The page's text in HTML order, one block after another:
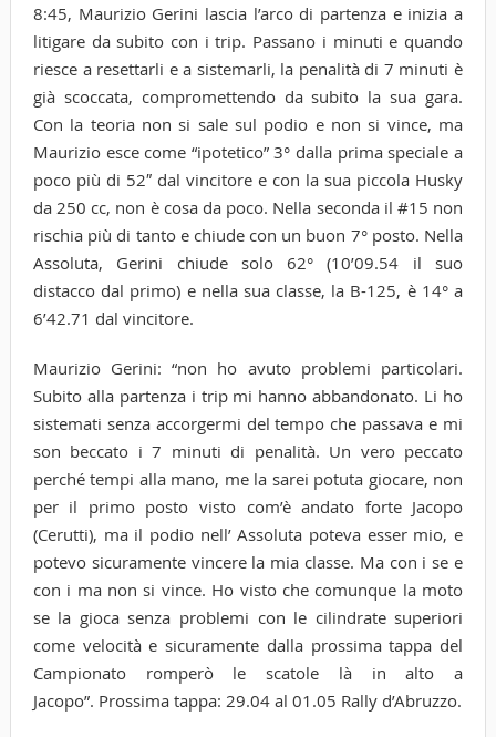
8:45, Maurizio Gerini lascia l’arco di partenza e inizia a
litigare da subito con i trip. Passano i minuti e quando
riesce a resettarli e a sistemarli, la penalità di 7 minuti è
già scoccata, compromettendo da subito la sua gara.
Con la teoria non si sale sul podio e non si vince, ma
Maurizio esce come “ipotetico” 3° dalla prima speciale a
poco più di 52″ dal vincitore e con la sua piccola Husky
da 250 cc, non è cosa da poco. Nella seconda il #15 non
rischia più di tanto e chiude con un buon 7° posto. Nella
Assoluta, Gerini chiude solo 62° (10’09.54 il suo
distacco dal primo) e nella sua classe, la B-125, è 14° a
6’42.71 dal vincitore.
Maurizio Gerini: “non ho avuto problemi particolari.
Subito alla partenza i trip mi hanno abbandonato. Li ho
sistemati senza accorgermi del tempo che passava e mi
son beccato i 7 minuti di penalità. Un vero peccato
perché tempi alla mano, me la sarei potuta giocare, non
per il primo posto visto com’è andato forte Jacopo
(Cerutti), ma il podio nell’ Assoluta poteva esser mio, e
potevo sicuramente vincere la mia classe. Ma con i se e
con i ma non si vince. Ho visto che comunque la moto
se la gioca senza problemi con le cilindrate superiori
come velocità e sicuramente dalla prossima tappa del
Campionato romperò le scatole là in alto a
Jacopo”. Prossima tappa: 29.04 al 01.05 Rally d’Abruzzo.